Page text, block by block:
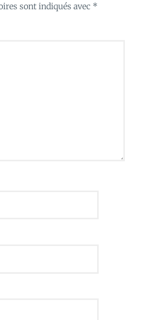
sont indiqués avec *